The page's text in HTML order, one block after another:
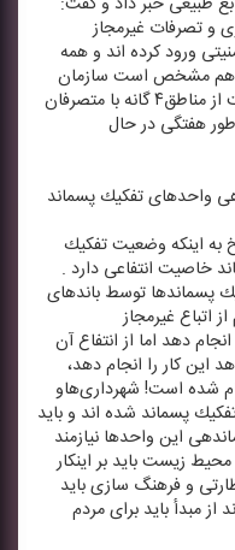
و تصرفات غیرمجاز
ورود كرده اند و همه
هم مشخص است سازمان
محیط زیست هم به عنوان متولی حفاظت از مناطق۴ گانه با متصرفان
هفتگی در حال
واحدهای تفكیك پسماند
به اینكه وضعیت تفكیك
خاصیت انتفاعی دارد .
پسماندها توسط باندهای
اتباع غیرمجاز
دهد اما از انتفاع آن
این كار را انجام دهد،
شده است! شهرداری‌هاو
پسماند شده اند و باید
این واحدها نیازمند
زیست باید بر اینكار
و فرهنگ سازی باید
مبدأ باید برای مردم